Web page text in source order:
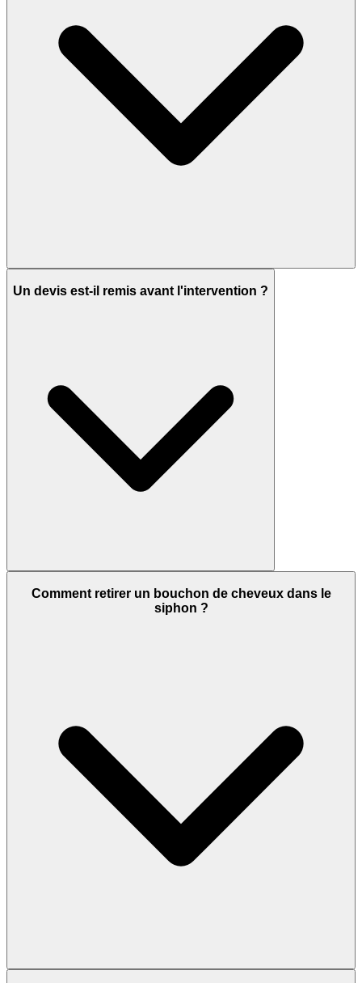
Un devis est-il remis avant l'intervention ?
Comment retirer un bouchon de cheveux dans le
siphon ?